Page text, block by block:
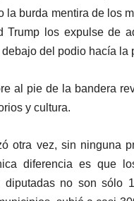
burda mentira de los
los expulse de
del podio hacía la
al pie de la bandera
y cultura.
otra vez, sin ninguna
diferencia es que
diputadas no son sólo